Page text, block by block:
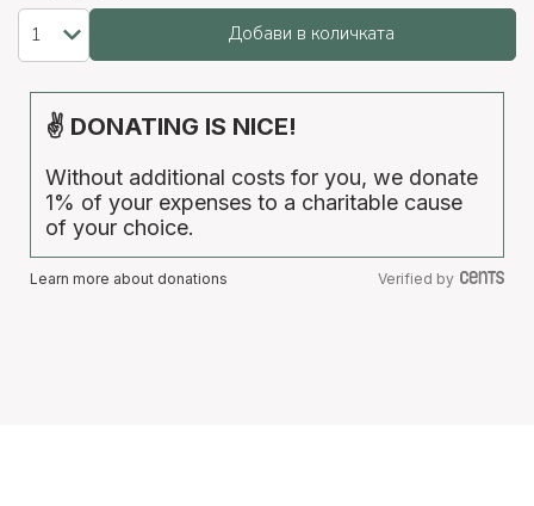
Добави в количката
✌ DONATING IS NICE!
Without additional costs for you, we donate
1% of your expenses to a charitable cause
of your choice.
Learn more about donations Verified by